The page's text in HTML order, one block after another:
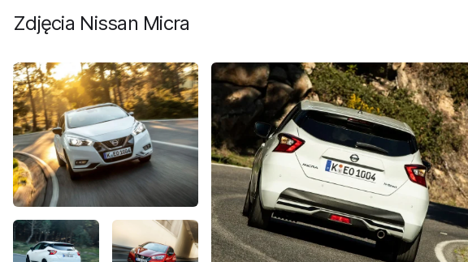
Zdjęcia Nissan Micra